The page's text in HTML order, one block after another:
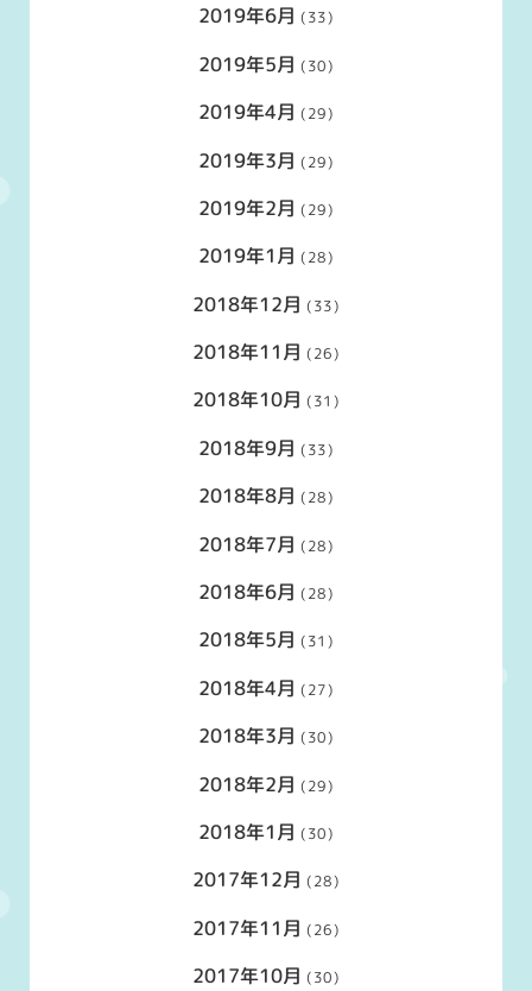
2019年6月 (33)
2019年5月 (30)
2019年4月 (29)
2019年3月 (29)
2019年2月 (29)
2019年1月 (28)
2018年12月 (33)
2018年11月 (26)
2018年10月 (31)
2018年9月 (33)
2018年8月 (28)
2018年7月 (28)
2018年6月 (28)
2018年5月 (31)
2018年4月 (27)
2018年3月 (30)
2018年2月 (29)
2018年1月 (30)
2017年12月 (28)
2017年11月 (26)
2017年10月 (30)